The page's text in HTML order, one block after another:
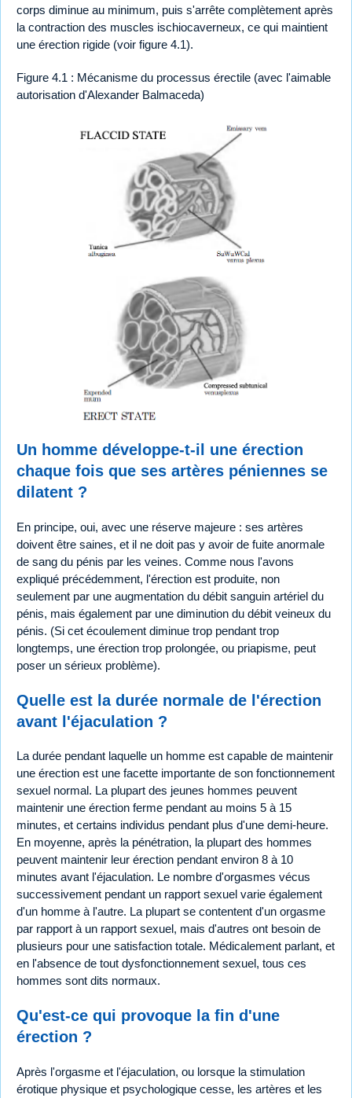
corps diminue au minimum, puis s'arrête complètement après
la contraction des muscles ischiocaverneux, ce qui maintient
une érection rigide (voir figure 4.1).
Figure 4.1 : Mécanisme du processus érectile (avec l'aimable
autorisation d'Alexander Balmaceda)
Un homme développe-t-il une érection
chaque fois que ses artères péniennes se
dilatent ?
En principe, oui, avec une réserve majeure : ses artères
doivent être saines, et il ne doit pas y avoir de fuite anormale
de sang du pénis par les veines. Comme nous l'avons
expliqué précédemment, l'érection est produite, non
seulement par une augmentation du débit sanguin artériel du
pénis, mais également par une diminution du débit veineux du
pénis. (Si cet écoulement diminue trop pendant trop
longtemps, une érection trop prolongée, ou priapisme, peut
poser un sérieux problème).
Quelle est la durée normale de l'érection
avant l'éjaculation ?
La durée pendant laquelle un homme est capable de maintenir
une érection est une facette importante de son fonctionnement
sexuel normal. La plupart des jeunes hommes peuvent
maintenir une érection ferme pendant au moins 5 à 15
minutes, et certains individus pendant plus d'une demi-heure.
En moyenne, après la pénétration, la plupart des hommes
peuvent maintenir leur érection pendant environ 8 à 10
minutes avant l'éjaculation. Le nombre d'orgasmes vécus
successivement pendant un rapport sexuel varie également
d'un homme à l'autre. La plupart se contentent d'un orgasme
par rapport à un rapport sexuel, mais d'autres ont besoin de
plusieurs pour une satisfaction totale. Médicalement parlant, et
en l'absence de tout dysfonctionnement sexuel, tous ces
hommes sont dits normaux.
Qu'est-ce qui provoque la fin d'une
érection ?
Après l'orgasme et l'éjaculation, ou lorsque la stimulation
érotique physique et psychologique cesse, les artères et les